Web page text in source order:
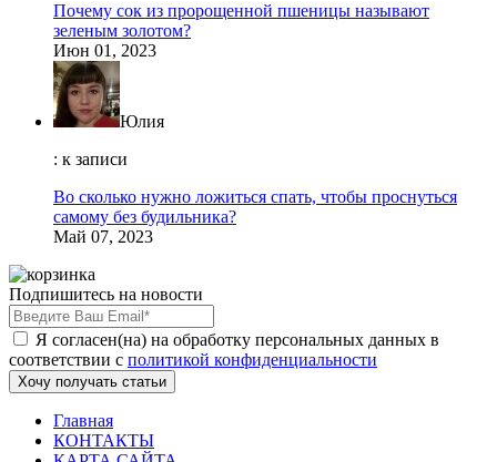
Почему сок из пророщенной пшеницы называют
зеленым золотом?
Июн 01, 2023
Юлия
: к записи
Во сколько нужно ложиться спать, чтобы проснуться
самому без будильника?
Май 07, 2023
Подпишитесь на новости
Я согласен(на) на обработку персональных данных в
соответствии с политикой конфиденциальности
Хочу получать статьи
Главная
КОНТАКТЫ